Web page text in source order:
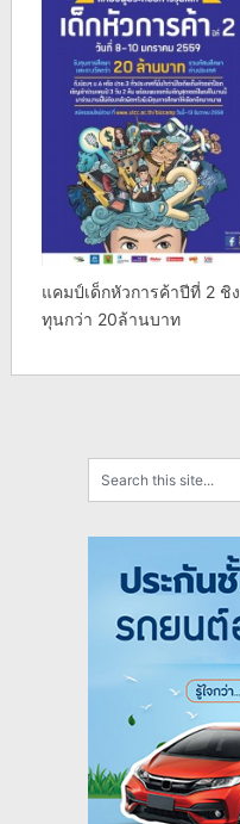
แคมป์เด็กหัวการค้าปีที่ 2 ชิง
ทุนกว่า 20ล้านบาท